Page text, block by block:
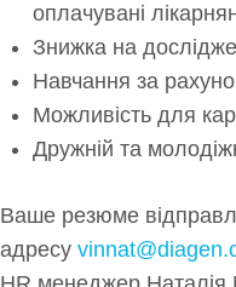
оплачувані
Знижка на
Навчання за
Можливість для
Дружній та
Ваше резюме
адресу